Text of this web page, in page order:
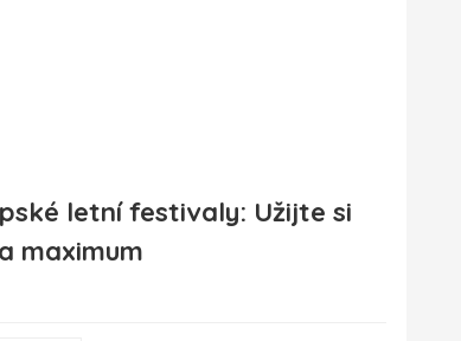
letní festivaly: Užijte si
maximum